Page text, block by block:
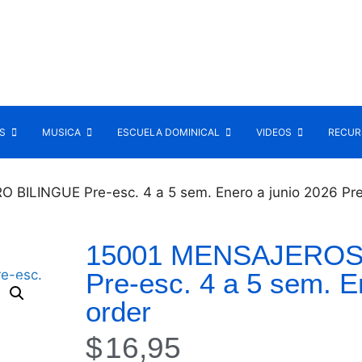
MUSICA ESCUELA DOMINICAL VIDEOS
BILINGUE Pre-esc. 4 a 5 sem. Enero a junio 2026
15001
Pre-esc. 4 a 5 sem.
order
$16,95